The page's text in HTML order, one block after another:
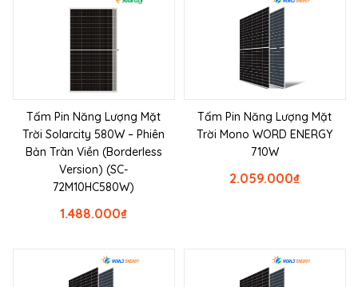
Tấm Pin Năng Lượng Mặt
Trời Solarcity 580W – Phiên
Bản Tràn Viền (Borderless
Version) (SC-
72M10HC580W)
₫
1.488.000
Tấm Pin Năng Lượng Mặt
Trời Mono WORD ENERGY
710W
₫
2.059.000